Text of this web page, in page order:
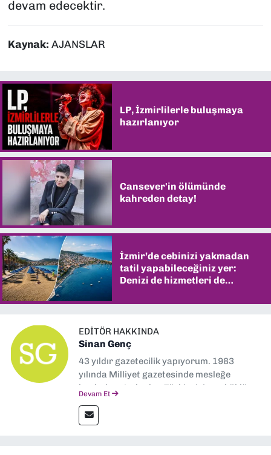
devam edecektir.
Kaynak: AJANSLAR
LP, İzmirlilerle buluşmaya
hazırlanıyor
Cansever'in ölümünde
kahreden detay!
İzmir’de cebinizi yakmadan
tatil yapabileceğiniz yer:
Denizi de hizmetleri de
EDITÖR HAKKINDA
Sinan Genç
43 yıldır gazetecilik yapıyorum. 1983
yılında Milliyet gazetesinde mesleğe
başladım. Ardından Türkiye’nin en köklü
muhabir, editör, müdür yardımcısı ve spor
müdürü olarak görev yaptım. Ayrıca Yeni
Devam Et